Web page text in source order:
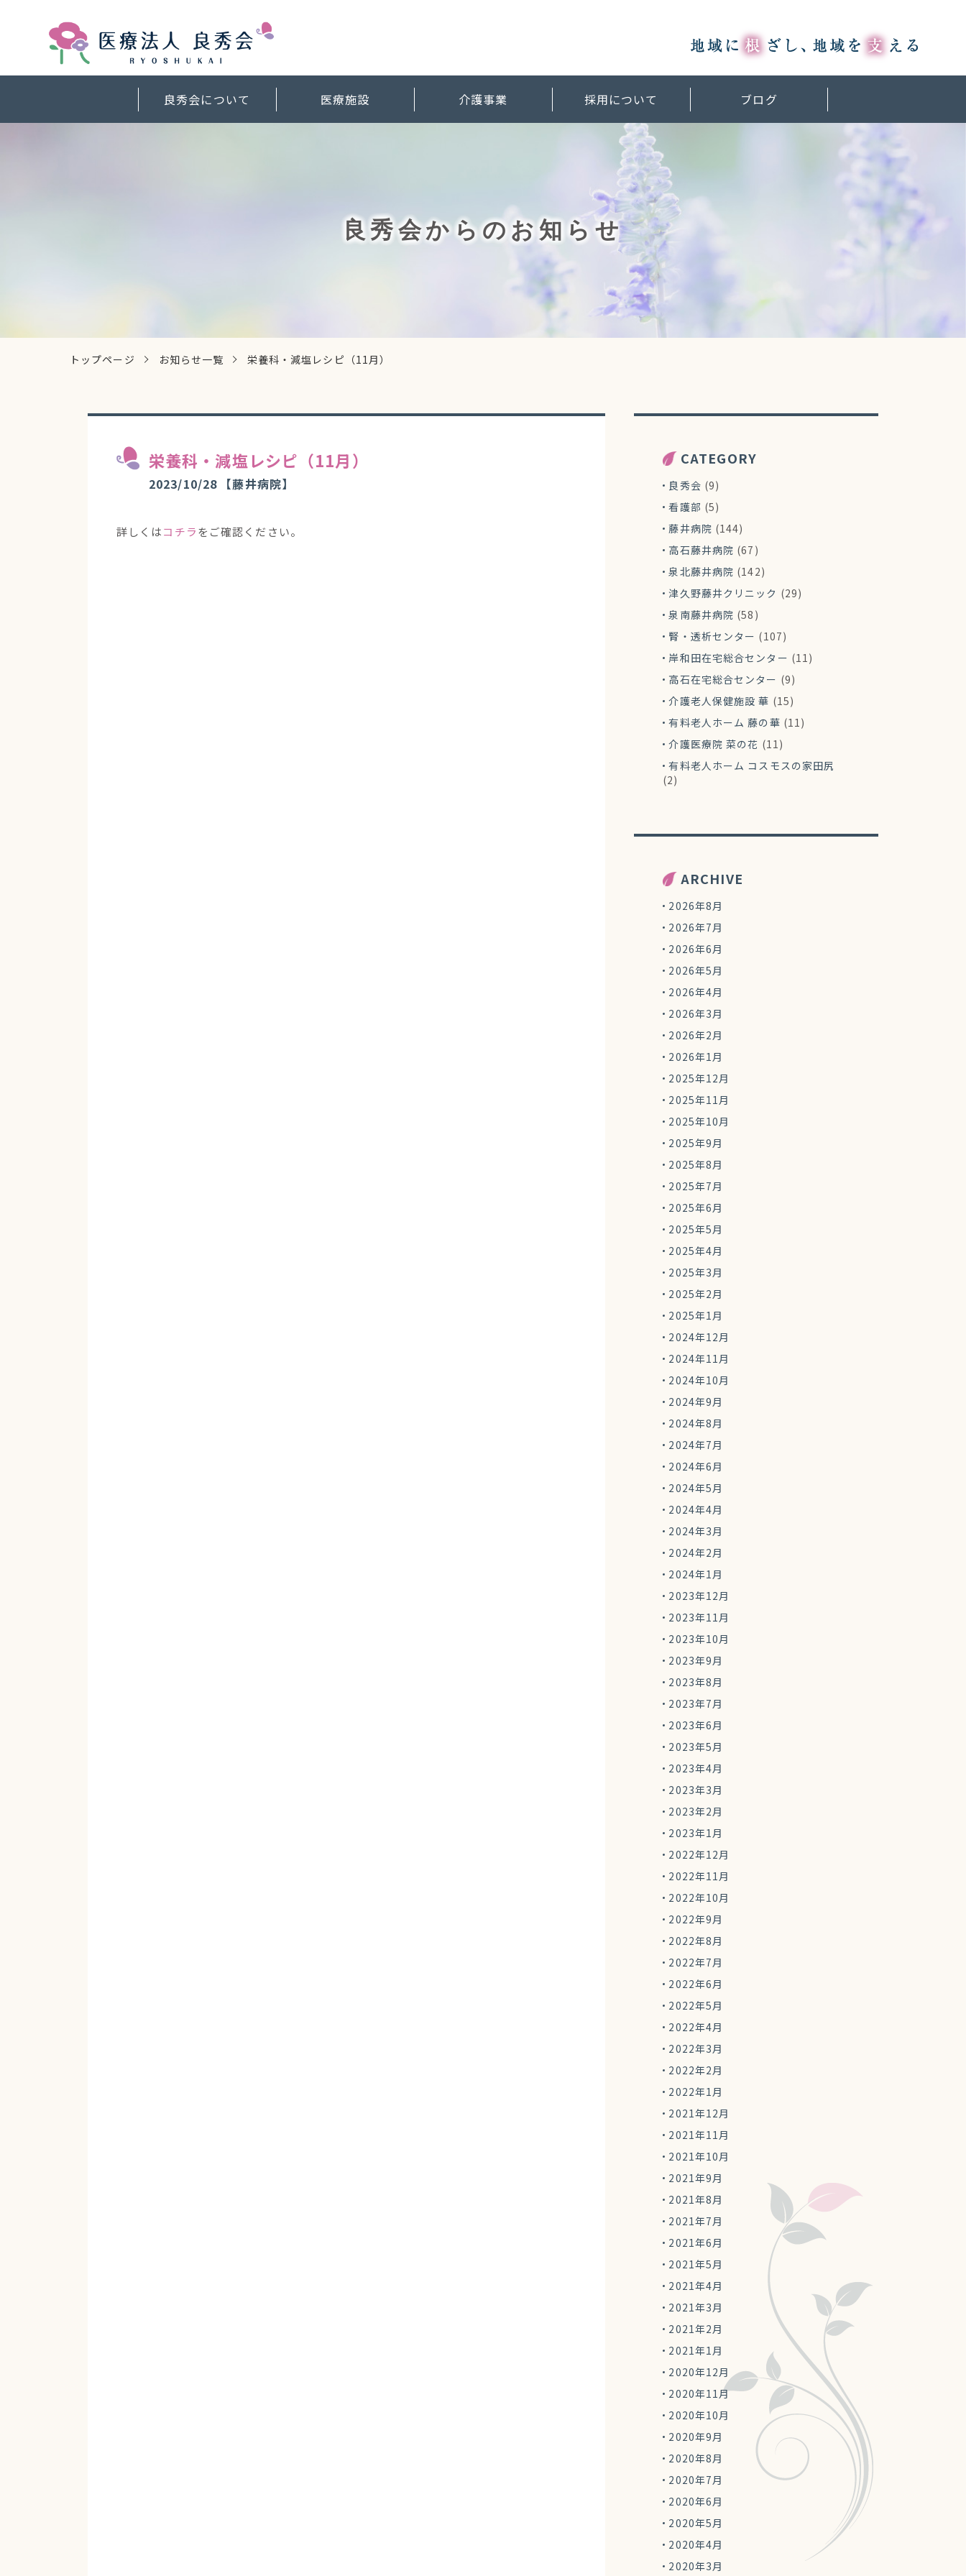
良秀会について 医療施設 介護事業 採用について ブログ
良秀会からのお知らせ
トップページ お知らせ一覧 栄養科・減塩レシピ（11月）
栄養科・減塩レシピ（11月）
2023/10/28 【藤井病院】
詳しくはコチラをご確認ください。
CATEGORY
良秀会 (9)
看護部 (5)
藤井病院 (144)
高石藤井病院 (67)
泉北藤井病院 (142)
津久野藤井クリニック (29)
泉南藤井病院 (58)
腎・透析センター (107)
岸和田在宅総合センター (11)
高石在宅総合センター (9)
介護老人保健施設 華 (15)
有料老人ホーム 藤の華 (11)
介護医療院 菜の花 (11)
有料老人ホーム コスモスの家田尻
(2)
ARCHIVE
2026年8月
2026年7月
2026年6月
2026年5月
2026年4月
2026年3月
2026年2月
2026年1月
2025年12月
2025年11月
2025年10月
2025年9月
2025年8月
2025年7月
2025年6月
2025年5月
2025年4月
2025年3月
2025年2月
2025年1月
2024年12月
2024年11月
2024年10月
2024年9月
2024年8月
2024年7月
2024年6月
2024年5月
2024年4月
2024年3月
2024年2月
2024年1月
2023年12月
2023年11月
2023年10月
2023年9月
2023年8月
2023年7月
2023年6月
2023年5月
2023年4月
2023年3月
2023年2月
2023年1月
2022年12月
2022年11月
2022年10月
2022年9月
2022年8月
2022年7月
2022年6月
2022年5月
2022年4月
2022年3月
2022年2月
2022年1月
2021年12月
2021年11月
2021年10月
2021年9月
2021年8月
2021年7月
2021年6月
2021年5月
2021年4月
2021年3月
2021年2月
2021年1月
2020年12月
2020年11月
2020年10月
2020年9月
2020年8月
2020年7月
2020年6月
2020年5月
2020年4月
2020年3月